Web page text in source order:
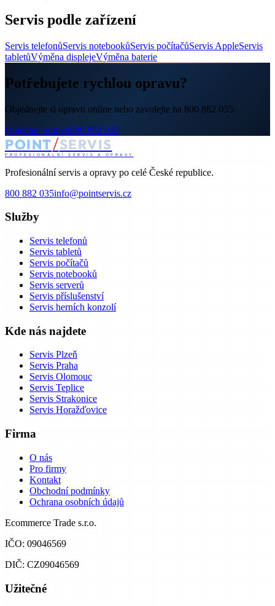
Servis podle zařízení
Servis telefonůServis notebookůServis počítačůServis AppleServis
tabletůVýměna displejeVýměna baterie
Potřebujete rychlou opravu?
Objednejte si opravu online nebo zavolejte na 800 882 035.
Objednat opravu800 882 035
POINT/SERVIS
PROFESIONÁLNÍ SERVIS A OPRAVY
Profesionální servis a opravy po celé České republice.
800 882 035info@pointservis.cz
Služby
Servis telefonů
Servis tabletů
Servis počítačů
Servis notebooků
Servis serverů
Servis příslušenství
Servis herních konzolí
Kde nás najdete
Servis Plzeň
Servis Praha
Servis Olomouc
Servis Teplice
Servis Strakonice
Servis Horažďovice
Firma
O nás
Pro firmy
Kontakt
Obchodní podmínky
Ochrana osobních údajů
Ecommerce Trade s.r.o.
IČO: 09046569
DIČ: CZ09046569
Užitečné